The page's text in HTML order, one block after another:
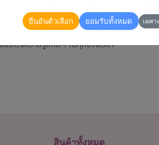
วามรักและความขอบคุณ เหมาะสำหรับมอบให้ค
สดงความรู้สึกดีๆ ในทุกช่วงเวลา"
สินค้าทั้งหมด
ยืนยันตัวเลือก ยอมรับทั้งหมด เฉพา